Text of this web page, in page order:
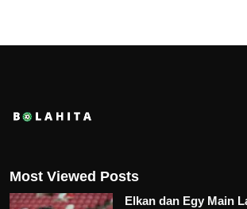
Most Viewed Posts
Elkan dan Egy Main